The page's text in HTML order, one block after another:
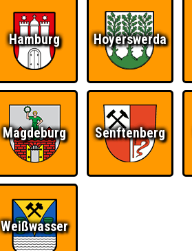
Hamburg Hoyerswerda
Magdeburg Senftenberg
Weißwasser